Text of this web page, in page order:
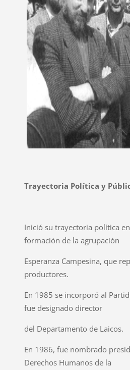
Trayectoria Política y
Inició su trayectoria política
formación de la agrupación
Esperanza Campesina, que
productores.
En 1985 se incorporó al
fue designado director
del Departamento de Laicos.
En 1986, fue nombrado
Derechos Humanos de la